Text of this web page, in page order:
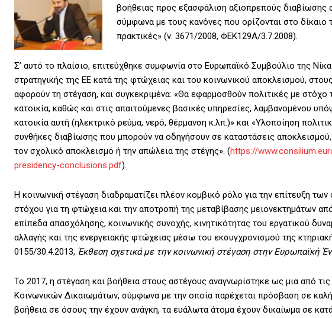
βοήθειας προς εξασφάλιση αξιοπρεπούς
σύμφωνα με τους κανόνες που ορίζονται στο δίκαιο
πρακτικές» (ν. 3671/2008, ΦΕΚ129Α/3.7.2008).
Σ’ αυτό το πλαίσιο, επιτεύχθηκε συμφωνία στο Ευρωπαϊκό Συμβούλιο της
στρατηγικής της ΕΕ κατά της φτώχειας και του κοινωνικού αποκλεισμού,
αφορούν τη στέγαση, και συγκεκριμένα: «Θα εφαρμοσθούν πολιτικές με στόχο
κατοικία, καθώς και στις απαιτούμενες βασικές υπηρεσίες, λαμβανομένου
κατοικία αυτή (ηλεκτρικό ρεύμα, νερό, θέρμανση κ.λπ.)» και «Υλοποίηση
συνθήκες διαβίωσης που μπορούν να οδηγήσουν σε καταστάσεις
τον σχολικό αποκλεισμό ή την απώλεια της στέγης». (https://
presidency-conclusions.pdf).
Η κοινωνική στέγαση διαδραματίζει πλέον κομβικό ρόλο για την επίτευξη
στόχου για τη φτώχεια και την αποτροπή της μεταβίβασης μειονεκτημάτων
επίπεδα απασχόλησης, κοινωνικής συνοχής, κινητικότητας του εργατικού
αλλαγής και της ενεργειακής φτώχειας μέσω του εκσυγχρονισμού της
0155/30.4.2013, Έκθεση σχετικά με την κοινωνική στέγαση στην Ευρωπαϊκή
Το 2017, η στέγαση και βοήθεια στους αστέγους αναγνωρίστηκε ως μια από
Κοινωνικών Δικαιωμάτων, σύμφωνα με την οποία παρέχεται πρόσβαση σε
βοήθεια σε όσους την έχουν ανάγκη, τα ευάλωτα άτομα έχουν δικαίωμα σε